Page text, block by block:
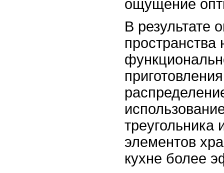
ощущение
В результате
пространства
элементов
кухне более